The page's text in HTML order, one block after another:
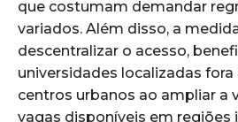
que costumam demandar
variados. Além disso, a
descentralizar o acesso,
universidades localizadas fora
centros urbanos ao ampliar a
vagas disponíveis em regiões